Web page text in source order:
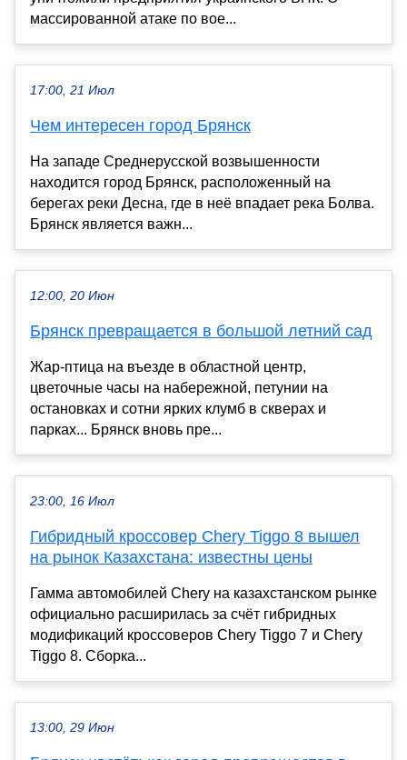
массированной атаке по вое...
17:00, 21 Июл
Чем интересен город Брянск
На западе Среднерусской возвышенности
находится город Брянск, расположенный на
берегах реки Десна, где в неё впадает река Болва.
Брянск является важн...
12:00, 20 Июн
Брянск превращается в большой летний сад
Жар-птица на въезде в областной центр,
цветочные часы на набережной, петунии на
остановках и сотни ярких клумб в скверах и
парках... Брянск вновь пре...
23:00, 16 Июл
Гибридный кроссовер Chery Tiggo 8 вышел
на рынок Казахстана: известны цены
Гамма автомобилей Chery на казахстанском рынке
официально расширилась за счёт гибридных
модификаций кроссоверов Chery Tiggo 7 и Chery
Tiggo 8. Сборка...
13:00, 29 Июн